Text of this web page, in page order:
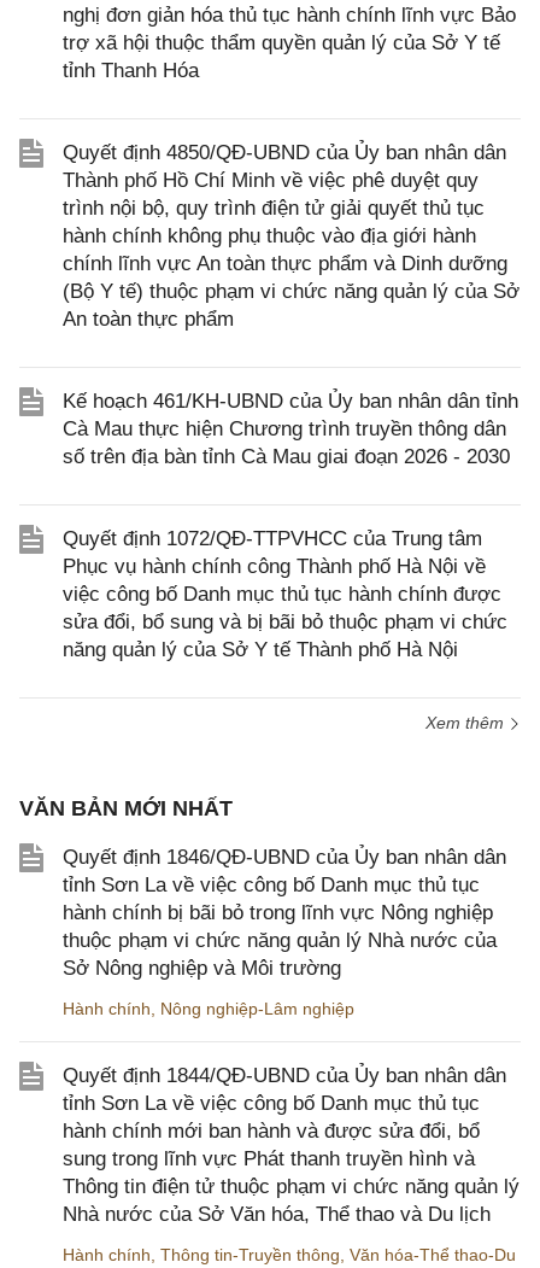
nghị đơn giản hóa thủ tục hành chính lĩnh vực Bảo
trợ xã hội thuộc thẩm quyền quản lý của Sở Y tế
tỉnh Thanh Hóa
Quyết định 4850/QĐ-UBND của Ủy ban nhân dân
Thành phố Hồ Chí Minh về việc phê duyệt quy
trình nội bộ, quy trình điện tử giải quyết thủ tục
hành chính không phụ thuộc vào địa giới hành
chính lĩnh vực An toàn thực phẩm và Dinh dưỡng
(Bộ Y tế) thuộc phạm vi chức năng quản lý của Sở
An toàn thực phẩm
Kế hoạch 461/KH-UBND của Ủy ban nhân dân tỉnh
Cà Mau thực hiện Chương trình truyền thông dân
số trên địa bàn tỉnh Cà Mau giai đoạn 2026 - 2030
Quyết định 1072/QĐ-TTPVHCC của Trung tâm
Phục vụ hành chính công Thành phố Hà Nội về
việc công bố Danh mục thủ tục hành chính được
sửa đổi, bổ sung và bị bãi bỏ thuộc phạm vi chức
năng quản lý của Sở Y tế Thành phố Hà Nội
Xem thêm
VĂN BẢN MỚI NHẤT
Quyết định 1846/QĐ-UBND của Ủy ban nhân dân
tỉnh Sơn La về việc công bố Danh mục thủ tục
hành chính bị bãi bỏ trong lĩnh vực Nông nghiệp
thuộc phạm vi chức năng quản lý Nhà nước của
Sở Nông nghiệp và Môi trường
Hành chính Nông nghiệp-Lâm nghiệp
Quyết định 1844/QĐ-UBND của Ủy ban nhân dân
tỉnh Sơn La về việc công bố Danh mục thủ tục
hành chính mới ban hành và được sửa đổi, bổ
sung trong lĩnh vực Phát thanh truyền hình và
Thông tin điện tử thuộc phạm vi chức năng quản lý
Nhà nước của Sở Văn hóa, Thể thao và Du lịch
Hành chính Thông tin-Truyền thông Văn hóa-Thể thao-Du